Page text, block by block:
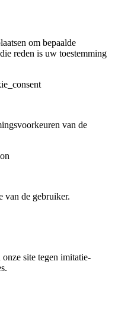
om bepaalde
reden is uw toestemming
van de
van de gebruiker.
site tegen imitatie-